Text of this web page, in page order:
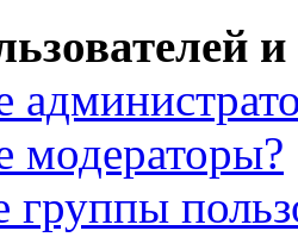
модераторы?
группы